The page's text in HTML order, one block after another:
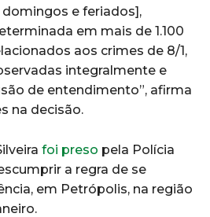
e feriados],
em mais de 1.100
aos crimes de 8/1,
integralmente e
de entendimento”, afirma
na decisão.
foi preso pela Polícia
a regra de se
em Petrópolis, na região